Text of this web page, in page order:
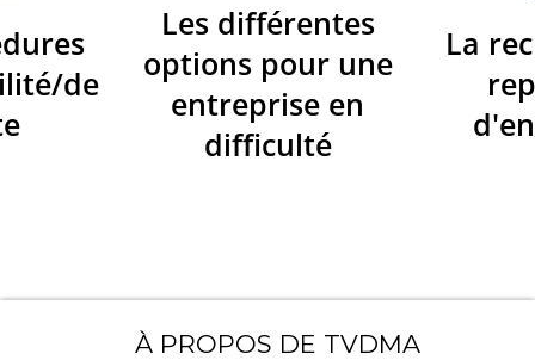
de
Les différentes
options pour une
entreprise en
difficulté
La
À PROPOS DE TVDMA